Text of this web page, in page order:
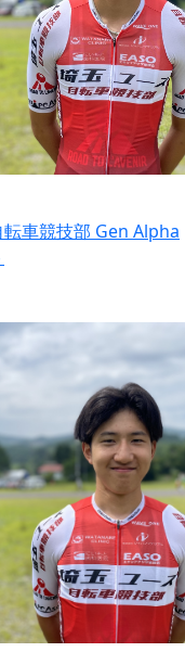
車競技部 Gen Alpha